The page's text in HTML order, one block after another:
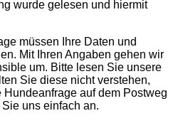
wurde gelesen und hiermit
müssen Ihre Daten und
Mit Ihren Angaben gehen wir
um. Bitte lesen Sie unsere
Sie diese nicht verstehen,
auf dem Postweg
uns einfach an.